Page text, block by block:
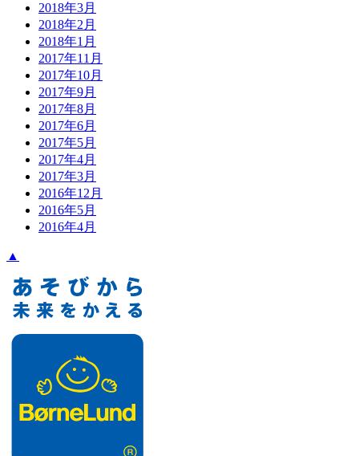
2018年3月
2018年2月
2018年1月
2017年11月
2017年10月
2017年9月
2017年8月
2017年6月
2017年5月
2017年4月
2017年3月
2016年12月
2016年5月
2016年4月
▲